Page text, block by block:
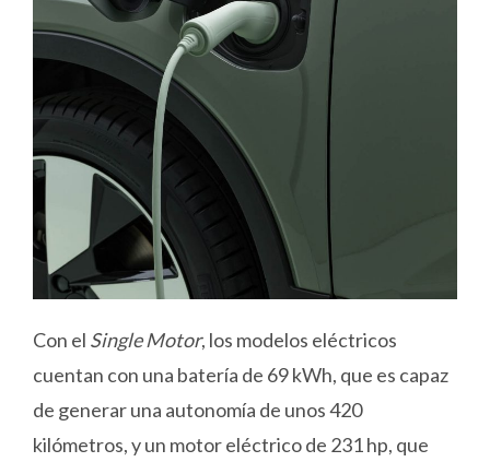
Con el Single Motor, los modelos eléctricos
cuentan con una batería de 69 kWh, que es capaz
de generar una autonomía de unos 420
kilómetros, y un motor eléctrico de 231 hp, que